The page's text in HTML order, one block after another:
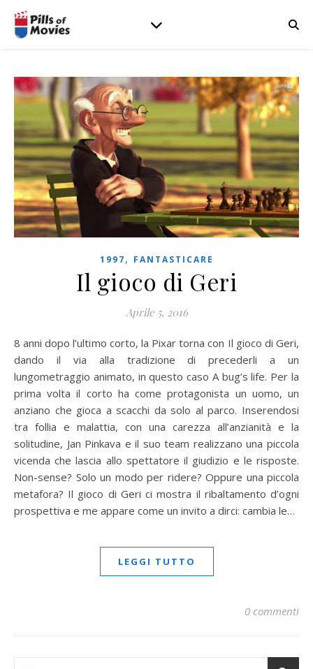
1997, FANTASTICARE
Il gioco di Geri
Aprile 5, 2016
8 anni dopo l’ultimo corto, la Pixar torna con Il gioco di Geri,
dando il via alla tradizione di precederli a un
lungometraggio animato, in questo caso A bug’s life. Per la
prima volta il corto ha come protagonista un uomo, un
anziano che gioca a scacchi da solo al parco. Inserendosi
tra follia e malattia, con una carezza all’anzianità e la
solitudine, Jan Pinkava e il suo team realizzano una piccola
vicenda che lascia allo spettatore il giudizio e le risposte.
Non-sense? Solo un modo per ridere? Oppure una piccola
metafora? Il gioco di Geri ci mostra il ribaltamento d’ogni
prospettiva e me appare come un invito a dirci: cambia le…
LEGGI TUTTO
0 commenti